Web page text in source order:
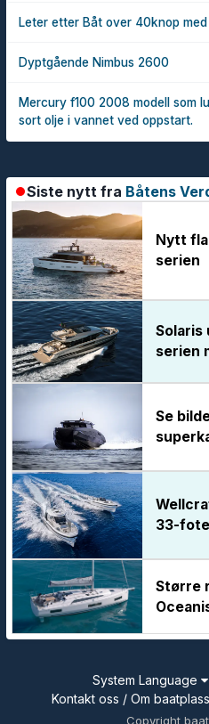
Leter etter Båt over 40knop
Dyptgående Nimbus 2600
Mercury f100 2008 modell som
sort olje i vannet ved oppstart.
Siste nytt fra Båtens
Nytt
serien
Solaris
serien
Se
33-
Større
System Language
Kontakt oss / Om
Copyright